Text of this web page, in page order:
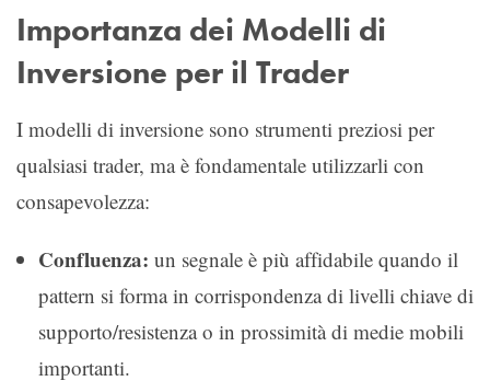
Importanza dei Modelli di
Inversione per il Trader
I modelli di inversione sono strumenti preziosi per
qualsiasi trader, ma è fondamentale utilizzarli con
consapevolezza:
Confluenza: un segnale è più affidabile quando il
pattern si forma in corrispondenza di livelli chiave di
supporto/resistenza o in prossimità di medie mobili
importanti.